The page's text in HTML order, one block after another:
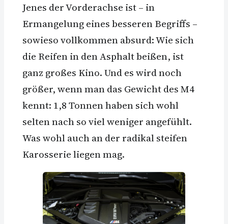
Jenes der Vorderachse ist – in
Ermangelung eines besseren Begriffs –
sowieso vollkommen absurd: Wie sich
die Reifen in den Asphalt beißen, ist
ganz großes Kino. Und es wird noch
größer, wenn man das Gewicht des M4
kennt: 1,8 Tonnen haben sich wohl
selten nach so viel weniger angefühlt.
Was wohl auch an der radikal steifen
Karosserie liegen mag.